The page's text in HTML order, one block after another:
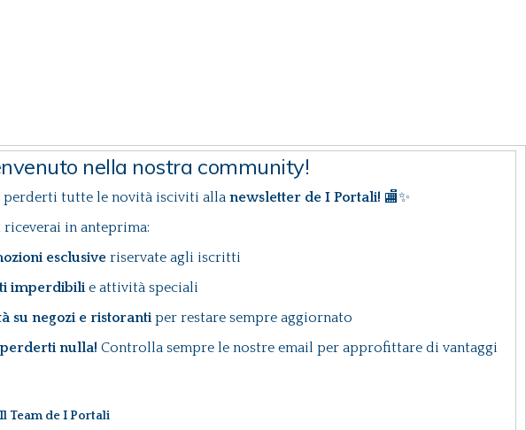
nella nostra community!
perderti tutte le novità isciviti alla newsletter de I Portali! 🏬✨
riceverai in anteprima:
esclusive riservate agli iscritti
imperdibilie attività speciali
su negozi e ristorantiper restare sempre aggiornato
nulla! Controlla sempre le nostre email per approfittare di vantaggi
Il Team de I Portali